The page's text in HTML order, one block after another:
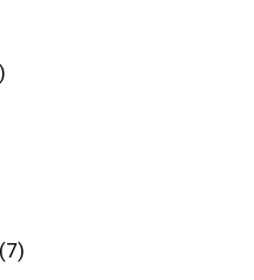
7